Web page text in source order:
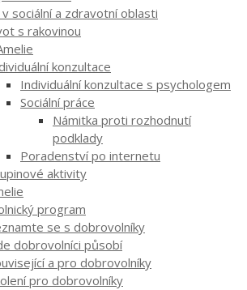
sociální a zdravotní oblasti
s rakovinou
konzultace
Individuální konzultace s psychologem
Sociální práce
Námitka proti rozhodnutí
podklady
Poradenství po internetu
aktivity
program
se s dobrovolníky
dobrovolníci působí
a pro dobrovolníky
pro dobrovolníky